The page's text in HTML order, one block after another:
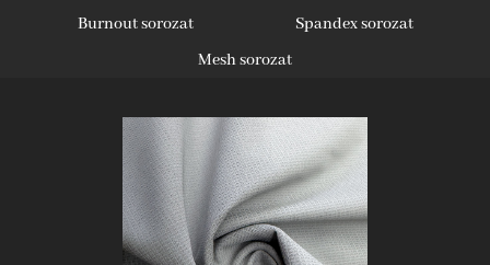
Burnout sorozat
Spandex sorozat
Mesh sorozat